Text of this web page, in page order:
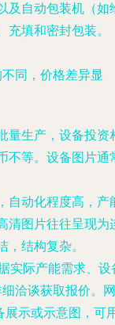
及自动包装机（如
填和密封包装。
同，价格差异显
量生产，设备投资
不等。设备图片通
自动化程度高，产
清图片往往呈现为
结构复杂。
实际产能需求、设
洽谈获取报价。网
展示或示意图，可